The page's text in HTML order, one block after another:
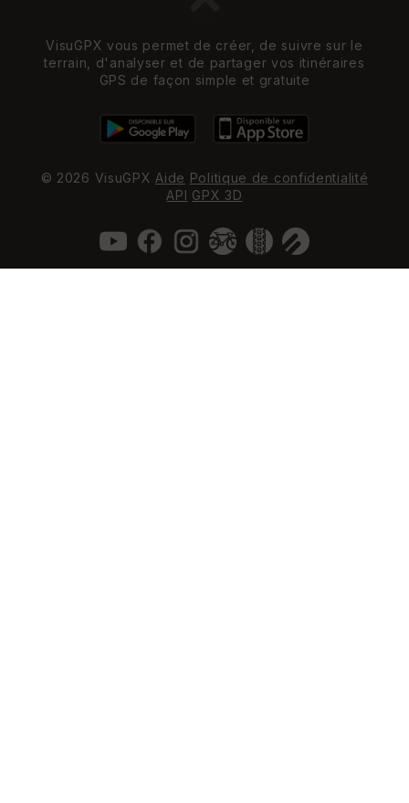
VisuGPX vous permet de créer, de suivre sur le
terrain, d'analyser et de partager vos itinéraires
GPS de façon simple et gratuite
© 2026 VisuGPX Aide Politique de confidentialité
API GPX 3D